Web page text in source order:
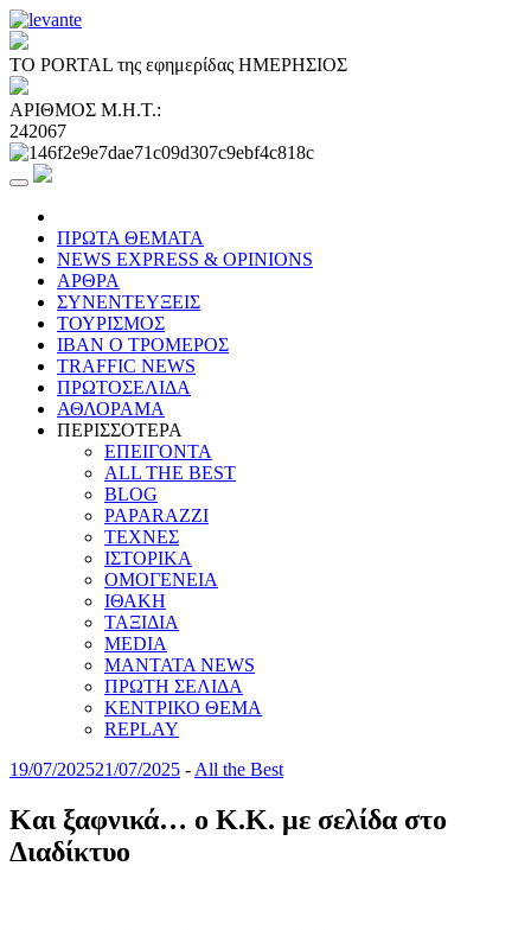
ΤΟ PORTAL της εφημερίδας ΗΜΕΡΗΣΙΟΣ
ΑΡΙΘΜΟΣ Μ.Η.Τ.:
242067
ΠΡΩΤΑ ΘΕΜΑΤΑ
NEWS EXPRESS & OPINIONS
ΑΡΘΡΑ
ΣΥΝΕΝΤΕΥΞΕΙΣ
ΤΟΥΡΙΣΜΟΣ
ΙΒΑΝ Ο ΤΡΟΜΕΡΟΣ
TRAFFIC NEWS
ΠΡΩΤΟΣΕΛΙΔΑ
ΑΘΛΟΡΑΜΑ
ΠΕΡΙΣΣΟΤΕΡΑ
ΕΠΕΙΓΟΝΤΑ
ALL THE BEST
BLOG
PAPARAZZI
ΤΕΧΝΕΣ
ΙΣΤΟΡΙΚΑ
ΟΜΟΓΕΝΕΙΑ
ΙΘΑΚΗ
ΤΑΞΙΔΙΑ
MEDIA
MANTATA NEWS
ΠΡΩΤΗ ΣΕΛΙΔΑ
ΚΕΝΤΡΙΚΟ ΘΕΜΑ
REPLAY
19/07/202521/07/2025 - All the Best
Και ξαφνικά… ο Κ.Κ. με σελίδα στο
Διαδίκτυο